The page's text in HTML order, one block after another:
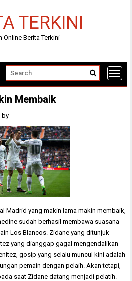
TERKINI
Online Berita Terkini
Membaik
by
Madrid yang makin lama makin membaik,
sudah berhasil membawa suasana
Los Blancos. Zidane yang ditunjuk
yang dianggap gagal mengendalikan
gosip yang selalu muncul kini adalah
pemain dengan pelaih. Akan tetapi,
saat Zidane datang menjadi pelatih.